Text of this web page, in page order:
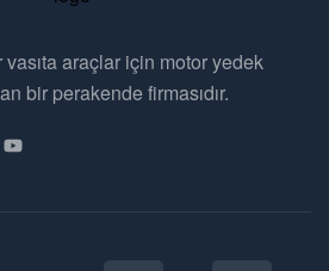
araçlar için motor yedek
bir perakende firmasıdır.